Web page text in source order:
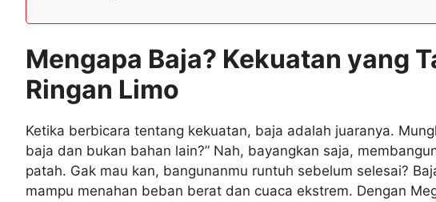
Mengapa Baja? Kekuatan yang
Ringan Limo
Ketika berbicara tentang kekuatan, baja adalah juaranya.
baja dan bukan bahan lain?” Nah, bayangkan saja,
patah. Gak mau kan, bangunanmu runtuh sebelum selesai?
mampu menahan beban berat dan cuaca ekstrem. Dengan